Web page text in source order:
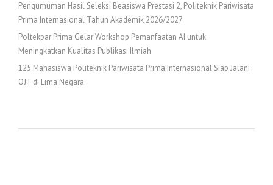
Pengumuman Hasil Seleksi Beasiswa Prestasi 2, Politeknik Pariwisata
Prima Internasional Tahun Akademik 2026/2027
Poltekpar Prima Gelar Workshop Pemanfaatan AI untuk
Meningkatkan Kualitas Publikasi Ilmiah
125 Mahasiswa Politeknik Pariwisata Prima Internasional Siap Jalani
OJT di Lima Negara